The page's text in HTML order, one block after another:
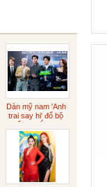
Tart Nhỏ
Gianduja
rắc vàng
Dàn mỹ nam 'Anh
trai say hi' đổ bộ
buổi ra mắt phim